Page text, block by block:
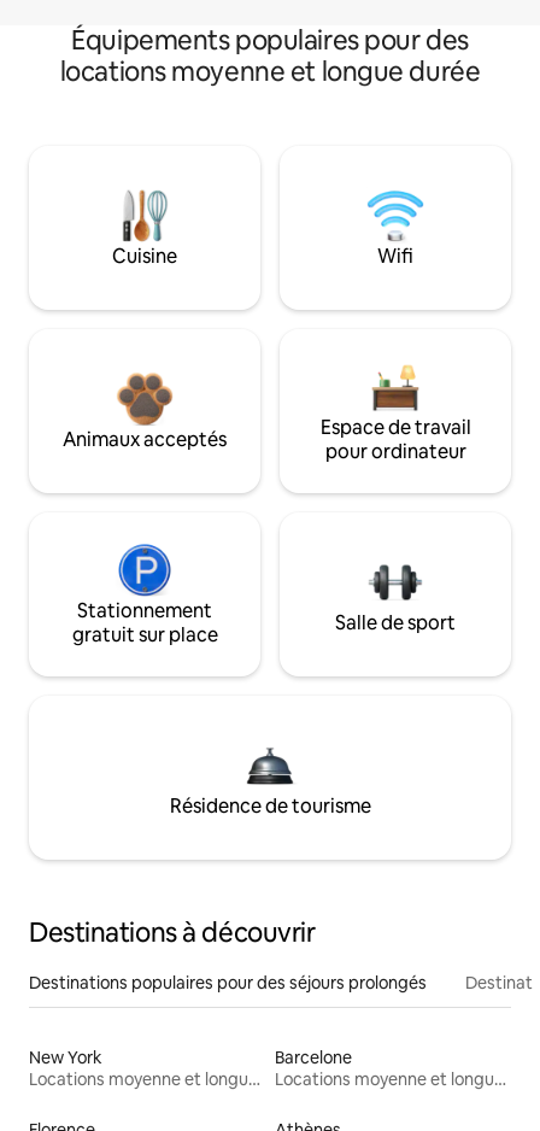
Équipements populaires pour des
locations moyenne et longue durée
Cuisine Wifi
Animaux acceptés
Espace de travail
pour ordinateur
Stationnement
gratuit sur place
Salle de sport
Résidence de tourisme
Destinations à découvrir
Destinations populaires pour des séjours prolongés
New York
Locations moyenne et longue durée
Barcelone
Locations moyenne et longue durée